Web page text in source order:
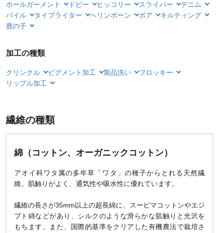
ホールガーメント
ドビー ヒッコリー スライバー
デニム
パイル
タイプライター ヘリンボーン ボア
キルティング
鹿の子
加工の種類
クリンクル ピグメント加工 製品洗い
フロッキー
リップル加工
繊維の種類
綿（コットン、オーガニックコットン）
アオイ科ワタ属の多年草「ワタ」の種子からとれる天然繊
維。肌触りがよく、通気性や吸水性に優れています。
繊維の長さが35mm以上の超長綿に、スーピマコットンやエジ
プト綿などがあり、シルクのような滑らかな肌触りと光沢を
もちます。また、国際的基準をクリアした有機農法で栽培さ